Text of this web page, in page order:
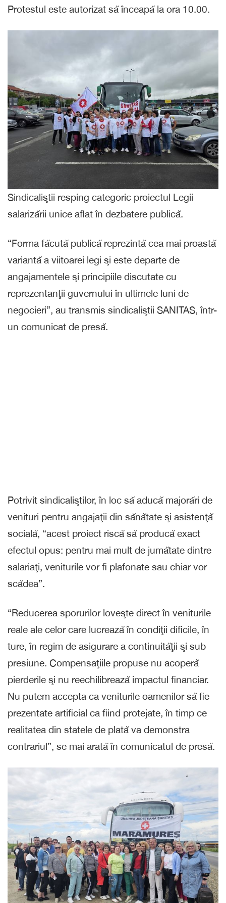
Protestul este autorizat să înceapă la ora 10.00.
Sindicaliştii resping categoric proiectul Legii
salarizării unice aflat în dezbatere publică.
“Forma făcută publică reprezintă cea mai proastă
variantă a viitoarei legi şi este departe de
angajamentele şi principiile discutate cu
reprezentanţii guvernului în ultimele luni de
negocieri”, au transmis sindicaliştii SANITAS, într-
un comunicat de presă.
Potrivit sindicaliştilor, în loc să aducă majorări de
venituri pentru angajaţii din sănătate şi asistenţă
socială, “acest proiect riscă să producă exact
efectul opus: pentru mai mult de jumătate dintre
salariaţi, veniturile vor fi plafonate sau chiar vor
scădea”.
“Reducerea sporurilor loveşte direct în veniturile
reale ale celor care lucrează în condiţii dificile, în
ture, în regim de asigurare a continuităţii şi sub
presiune. Compensaţiile propuse nu acoperă
pierderile şi nu reechilibrează impactul financiar.
Nu putem accepta ca veniturile oamenilor să fie
prezentate artificial ca fiind protejate, în timp ce
realitatea din statele de plată va demonstra
contrariul”, se mai arată în comunicatul de presă.